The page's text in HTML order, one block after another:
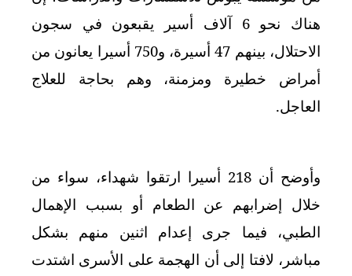
هناك نحو 6 آلاف أسير يقبعون في سجون
الاحتلال، بينهم 47 أسيرة، و750 أسيرا يعانون من
أمراض خطيرة ومزمنة، وهم بحاجة للعلاج
العاجل.
وأوضح أن 218 أسيرا ارتقوا شهداء، سواء من
خلال إضرابهم عن الطعام أو بسبب الإهمال
الطبي، فيما جرى إعدام اثنين منهم بشكل
مباشر، لافتا إلى أن الهجمة على الأسرى اشتدت